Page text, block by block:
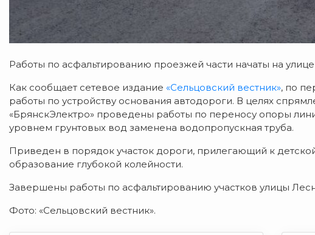
Работы по асфальтированию проезжей части начаты на
Как сообщает сетевое издание «Сельцовский вестник», по
работы по устройству основания автодороги. В целях
«БрянскЭлектро» проведены работы по переносу опоры
уровнем грунтовых вод заменена водопропускная труба.
Приведен в порядок участок дороги, прилегающий к
образование глубокой колейности.
Завершены работы по асфальтированию участков улицы
Фото: «Сельцовский вестник».